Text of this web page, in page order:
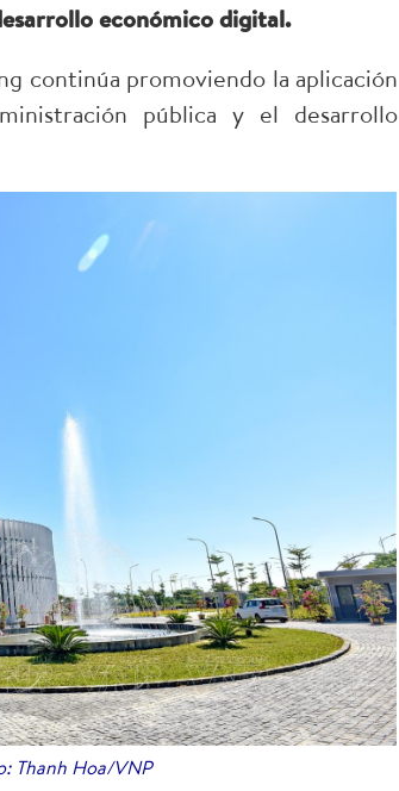
económico digital.
continúa promoviendo la aplicación
pública y el desarrollo
Thanh Hoa/VNP